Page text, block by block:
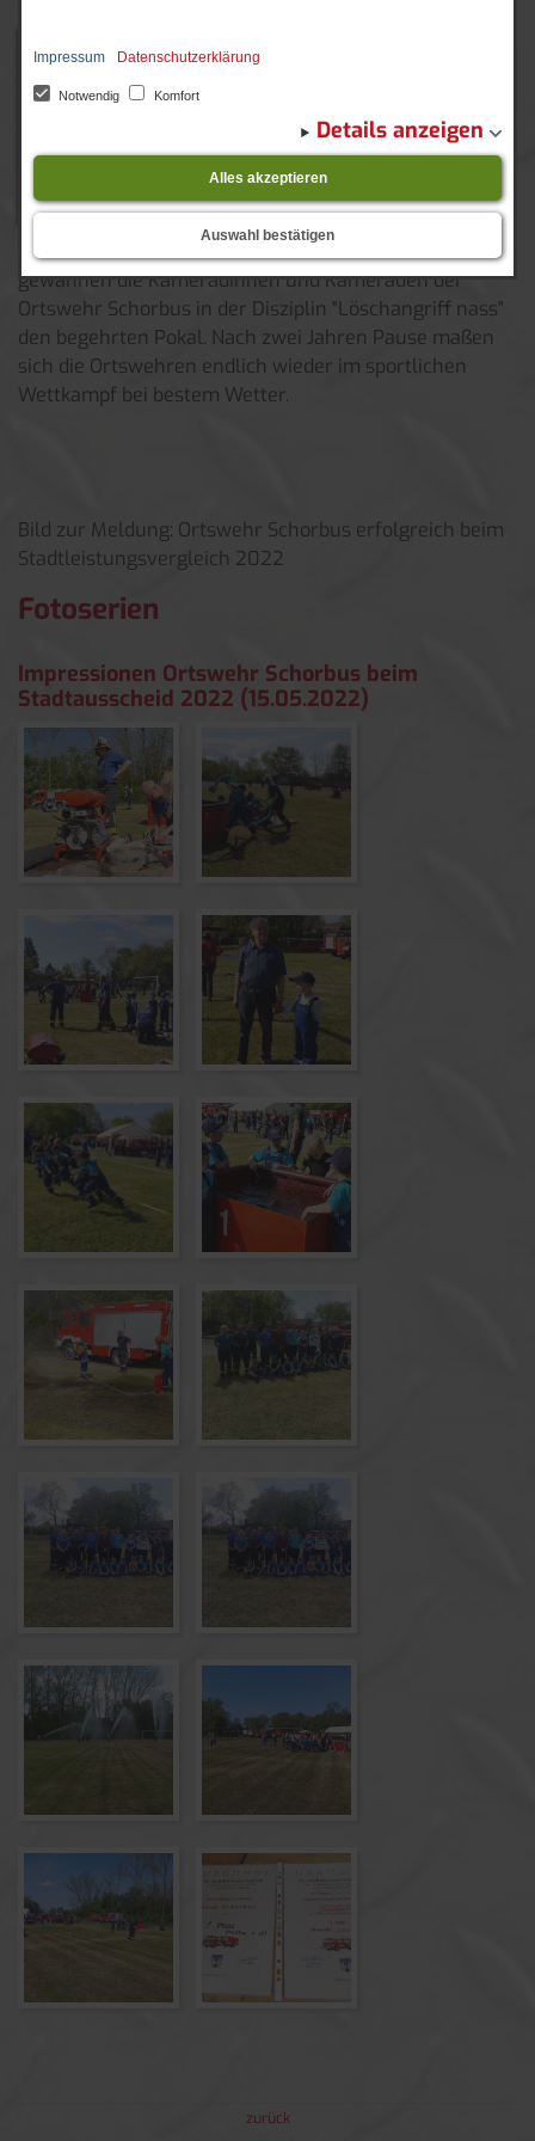
Impressum Datenschutzerklärung
Notwendig Komfort
Details anzeigen
Alles akzeptieren
Auswahl bestätigen
Stadtleistungsvergleich der FF Stadt Drebkau
gewannen die Kameradinnen und Kameraden der
Ortswehr Schorbus in der Disziplin "Löschangriff nass"
den begehrten Pokal. Nach zwei Jahren Pause maßen
sich die Ortswehren endlich wieder im sportlichen
Wettkampf bei bestem Wetter.
Bild zur Meldung: Ortswehr Schorbus erfolgreich beim
Stadtleistungsvergleich 2022
Fotoserien
Impressionen Ortswehr Schorbus beim
Stadtausscheid 2022 (15.​05.​2022)
zurück